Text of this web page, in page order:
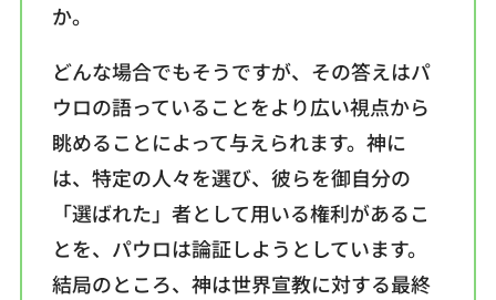
か。
どんな場合でもそうですが、その答えはパ
ウロの語っていることをより広い視点から
眺めることによって与えられます。神に
は、特定の人々を選び、彼らを御自分の
「選ばれた」者として用いる権利があるこ
とを、パウロは論証しようとしています。
結局のところ、神は世界宣教に対する最終